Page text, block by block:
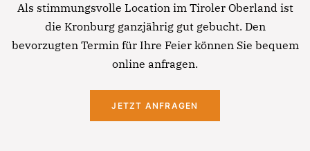
Als stimmungsvolle Location im Tiroler Oberland ist
die Kronburg ganzjährig gut gebucht. Den
bevorzugten Termin für Ihre Feier können Sie bequem
online anfragen.
JETZT ANFRAGEN